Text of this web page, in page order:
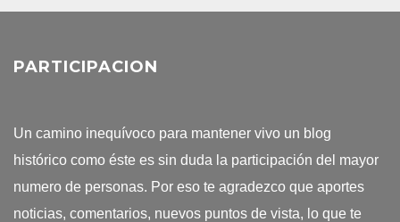
PARTICIPACION
Un camino inequívoco para mantener vivo un blog
histórico como éste es sin duda la participación del mayor
numero de personas. Por eso te agradezco que aportes
noticias, comentarios, nuevos puntos de vista, lo que te